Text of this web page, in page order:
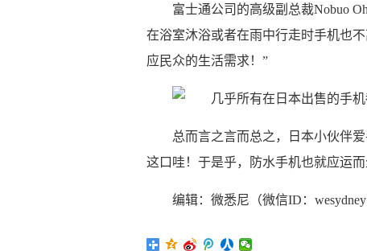
富士通公司的高级副总裁Nobuo
在浴室沐浴或者在雨中行走时手机也
应民众的生活需求！”
总而言之言而总之，日本小伙伴
这口哇！于是乎，防水手机也就应运
编辑：微悉尼（微信ID：wesydney